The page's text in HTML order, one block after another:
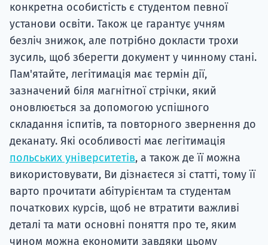
конкретна особистість є студентом певної
установи освіти. Також це гарантує учням
безліч знижок, але потрібно докласти трохи
зусиль, щоб зберегти документ у чинному стані.
Пам'ятайте, легітимація має термін дії,
зазначений біля магнітної стрічки, який
оновлюється за допомогою успішного
складання іспитів, та повторного звернення до
деканату. Які особливості має легітимація
польських університетів, а також де її можна
використовувати, Ви дізнаєтеся зі статті, тому її
варто прочитати абітурієнтам та студентам
початкових курсів, щоб не втратити важливі
деталі та мати основні поняття про те, яким
чином можна економити завдяки цьому